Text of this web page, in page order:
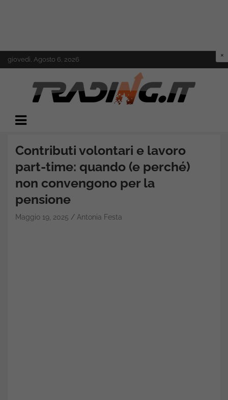
Skip
to
giovedì, Agosto 6, 2026
Trading.it
Contributi volontari e lavoro
part-time: quando (e perché)
non convengono per la
pensione
Maggio 19, 2025 Antonia Festa